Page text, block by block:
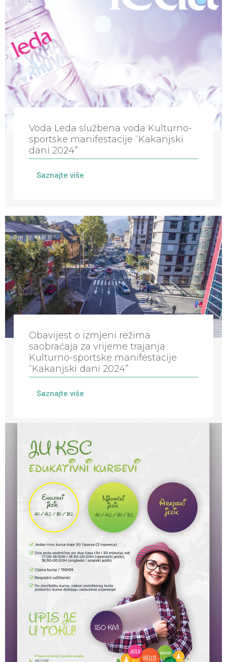
Voda Leda službena voda Kulturno-
sportske manifestacije “Kakanjski
dani 2024”
Saznajte više
Obavijest o izmjeni režima
saobraćaja za vrijeme trajanja
Kulturno-sportske manifestacije
“Kakanjski dani 2024”
Saznajte više